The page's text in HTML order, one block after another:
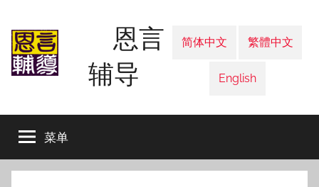
恩言
辅导
简体中文 繁體中文
English
菜单